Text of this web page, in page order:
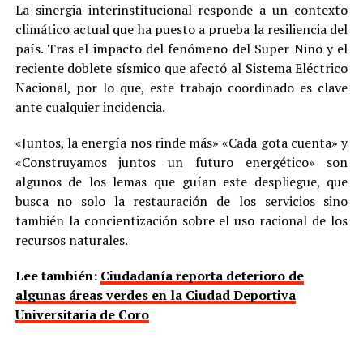
La sinergia interinstitucional responde a un contexto
climático actual que ha puesto a prueba la resiliencia del
país. Tras el impacto del fenómeno del Super Niño y el
reciente doblete sísmico que afectó al Sistema Eléctrico
Nacional, por lo que, este trabajo coordinado es clave
ante cualquier incidencia.
«Juntos, la energía nos rinde más» «Cada gota cuenta» y
«Construyamos juntos un futuro energético» son
algunos de los lemas que guían este despliegue, que
busca no solo la restauración de los servicios sino
también la concientización sobre el uso racional de los
recursos naturales.
Lee también: Ciudadanía reporta deterioro de
algunas áreas verdes en la Ciudad Deportiva
Universitaria de Coro